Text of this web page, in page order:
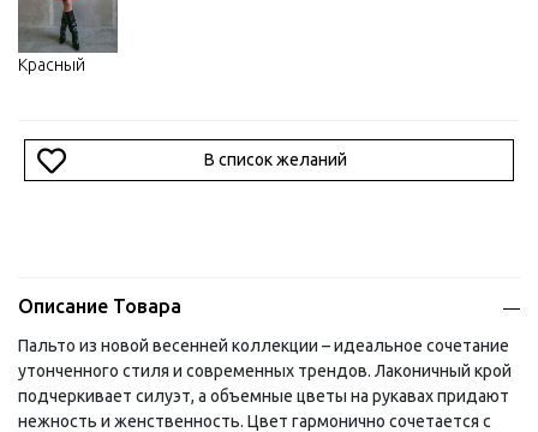
Красный
В список желаний
Описание Товара
Пальто из новой весенней коллекции – идеальное сочетание
утонченного стиля и современных трендов. Лаконичный крой
подчеркивает силуэт, а объемные цветы на рукавах придают
нежность и женственность. Цвет гармонично сочетается с